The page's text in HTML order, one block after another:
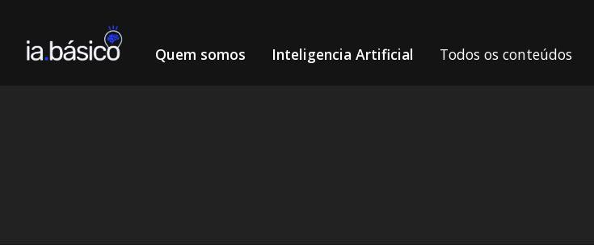
Quem somos Inteligencia Artificial Todos os conteúdos